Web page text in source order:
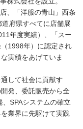
、「洋服の青山」西条
府県すべてに店舗展
年度実績）、「スー
1998年）に認定され
実績をあげていま
して社会に貢献す
発、委託販売から全
SPAシステムの確立
業界に先駆けて実践